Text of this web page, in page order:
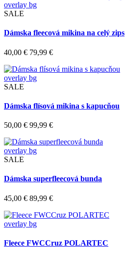
overlay bg
SALE
Dámska fleecová mikina na celý zips
40,00 € 79,99 €
overlay bg
SALE
Dámska flísová mikina s kapucňou
50,00 € 99,99 €
overlay bg
SALE
Dámska superfleecová bunda
45,00 € 89,99 €
overlay bg
Fleece FWCCruz POLARTEC